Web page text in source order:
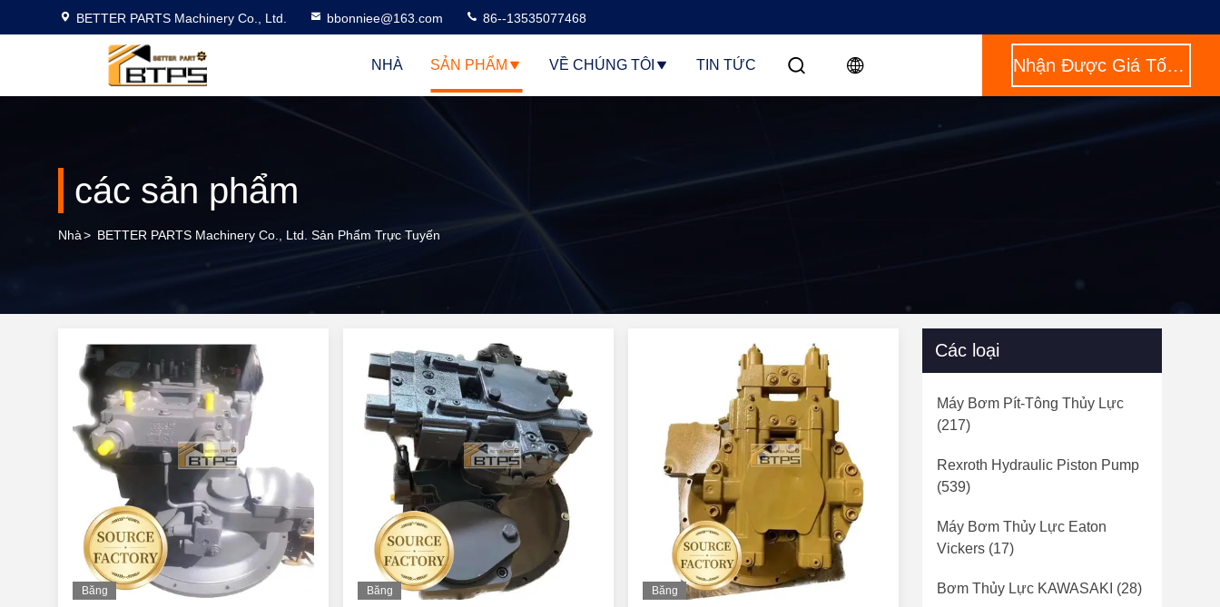
BETTER PARTS Machinery Co., Ltd. bbonniee@163.com 86--13535077468
NHÀ SẢN PHẨM VỀ CHÚNG TÔI TIN TỨC Nhận Được Giá Tốt Nhất
các sản phẩm
Nhà> BETTER PARTS Machinery Co., Ltd. Sản Phẩm Trực Tuyến
Băng
Băng
Băng
Các loại
Máy Bơm Pít-Tông Thủy Lực
(217)
Rexroth Hydraulic Piston Pump
(539)
Máy Bơm Thủy Lực Eaton
Vickers (17)
Bơm Thủy Lực KAWASAKI (28)